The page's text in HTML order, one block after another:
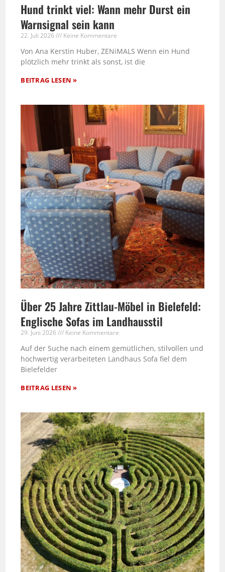
Hund trinkt viel: Wann mehr Durst ein
Warnsignal sein kann
22. Juli 2026 Keine Kommentare
Von Ana Kerstin Huber, ZENiMALS Wenn ein Hund
plötzlich mehr trinkt als sonst, ist die
BEITRAG LESEN »
Über 25 Jahre Zittlau-Möbel in Bielefeld:
Englische Sofas im Landhausstil
29. Juni 2026 Keine Kommentare
Auf der Suche nach einem gemütlichen, stilvollen und
hochwertig verarbeiteten Landhaus Sofa fiel dem
Bielefelder
BEITRAG LESEN »